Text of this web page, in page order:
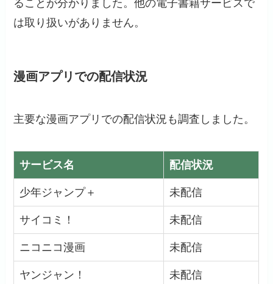
ることが分かりました。他の電子書籍サービスで
は取り扱いがありません。
漫画アプリでの配信状況
主要な漫画アプリでの配信状況も調査しました。
サービス名 配信状況
少年ジャンプ＋ 未配信
サイコミ！ 未配信
ニコニコ漫画 未配信
ヤンジャン！ 未配信